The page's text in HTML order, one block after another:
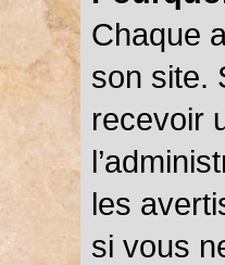
Chaque
son site.
recevoir
les
si vous